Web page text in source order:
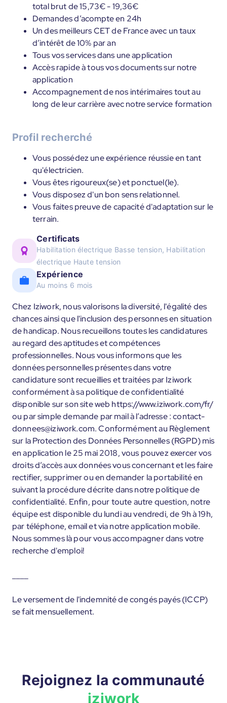
total brut de 15,73€ - 19,36€
Demandes d’acompte en 24h
Un des meilleurs CET de France avec un taux
d’intérêt de 10% par an
Tous vos services dans une application
Accès rapide à tous vos documents sur notre
application
Accompagnement de nos intérimaires tout au
long de leur carrière avec notre service formation
Profil recherché
Vous possédez une expérience réussie en tant
qu'électricien.
Vous êtes rigoureux(se) et ponctuel(le).
Vous disposez d'un bon sens relationnel.
Vous faites preuve de capacité d'adaptation sur le
terrain.
Certificats
Habilitation électrique Basse tension, Habilitation
électrique Haute tension
Expérience
Au moins 6 mois
Chez Iziwork, nous valorisons la diversité, l'égalité des
chances ainsi que l'inclusion des personnes en situation
de handicap. Nous recueillons toutes les candidatures
au regard des aptitudes et compétences
professionnelles. Nous vous informons que les
données personnelles présentes dans votre
candidature sont recueillies et traitées par Iziwork
conformément à sa politique de confidentialité
disponible sur son site web https://www.iziwork.com/fr/
ou par simple demande par mail à l’adresse : contact-
donnees@iziwork.com. Conformément au Règlement
sur la Protection des Données Personnelles (RGPD) mis
en application le 25 mai 2018, vous pouvez exercer vos
droits d’accès aux données vous concernant et les faire
rectifier, supprimer ou en demander la portabilité en
suivant la procédure décrite dans notre politique de
confidentialité. Enfin, pour toute autre question, notre
équipe est disponible du lundi au vendredi, de 9h à 19h,
par téléphone, email et via notre application mobile.
Nous sommes là pour vous accompagner dans votre
recherche d'emploi!
Le versement de l'indemnité de congés payés (ICCP)
se fait mensuellement.
Rejoignez la communauté
iziwork